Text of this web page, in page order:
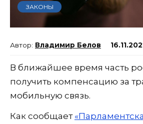
ЗАКОНЫ
Владимир Белов
В ближайшее время часть
получить компенсацию за
мобильную связь.
Как сообщает